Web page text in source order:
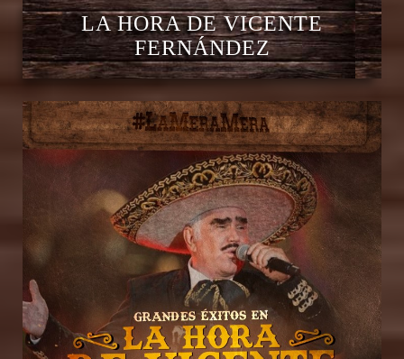
LA HORA DE VICENTE
FERNÁNDEZ